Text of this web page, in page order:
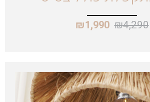
₪4,290
₪1,990